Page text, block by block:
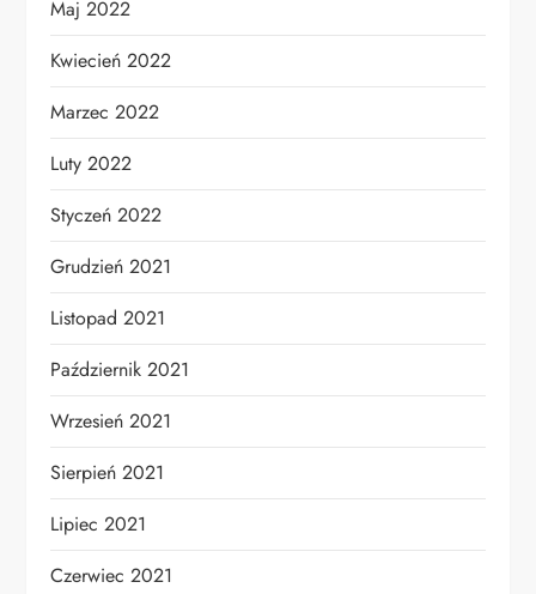
Maj 2022
Kwiecień 2022
Marzec 2022
Luty 2022
Styczeń 2022
Grudzień 2021
Listopad 2021
Październik 2021
Wrzesień 2021
Sierpień 2021
Lipiec 2021
Czerwiec 2021